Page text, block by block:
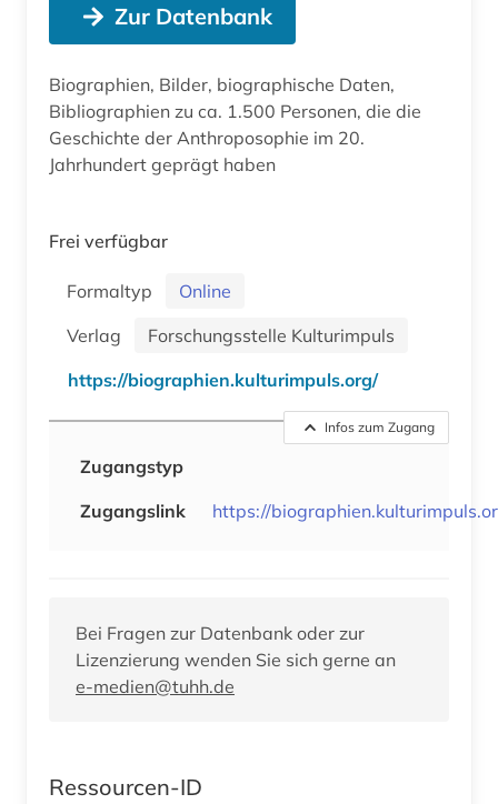
Zur Datenbank
Biographien, Bilder, biographische Daten,
Bibliographien zu ca. 1.500 Personen, die die
Geschichte der Anthroposophie im 20.
Jahrhundert geprägt haben
Frei verfügbar
Formaltyp
Online
Verlag
Forschungsstelle Kulturimpuls
https://biographien.kulturimpuls.org/
Infos zum Zugang
Zugangstyp
Zugangslink
https://
Bei Fragen zur Datenbank oder zur
Lizenzierung wenden Sie sich gerne an
e-medien@tuhh.de
Ressourcen-ID